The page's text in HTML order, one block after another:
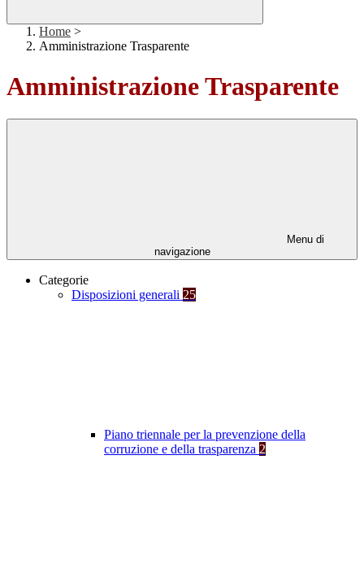
Home >
Amministrazione Trasparente
Amministrazione Trasparente
Menu di
navigazione
Categorie
Disposizioni generali 25
Piano triennale per la prevenzione della
corruzione e della trasparenza 2